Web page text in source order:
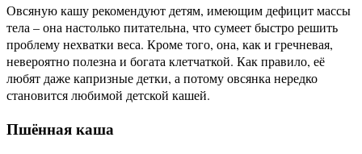
Овсяную кашу рекомендуют детям, имеющим дефицит массы
тела – она настолько питательна, что сумеет быстро решить
проблему нехватки веса. Кроме того, она, как и гречневая,
невероятно полезна и богата клетчаткой. Как правило, её
любят даже капризные детки, а потому овсянка нередко
становится любимой детской кашей.
Пшённая каша